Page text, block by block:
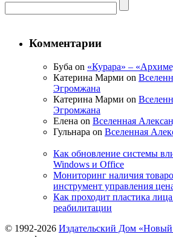
Комментарии
Буба on «Курара» –
Катерина Марми on
Эгромжана
Катерина Марми on
Эгромжана
Елена on Вселенная
Гульнара on Вселенная
Как обновление системы
Windows и Office
Мониторинг наличия
инструмент управления
Как проходит пластика
реабилитации
© 1992-2026 Издательский Дом «Новый